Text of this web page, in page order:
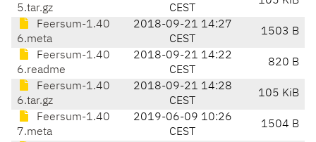
5.tar.gz
CEST
Feersum-1.40
6.meta
2018-09-21 14:27
CEST
1503 B
Feersum-1.40
6.readme
2018-09-21 14:22
CEST
820 B
Feersum-1.40
6.tar.gz
2018-09-21 14:28
CEST
105 KiB
Feersum-1.40
7.meta
2019-06-09 10:26
CEST
1504 B